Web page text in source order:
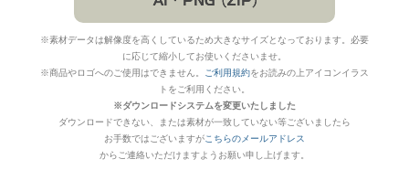
※素材データは解像度を高くしているため大きなサイズとなっております。必要
に応じて縮小してお使いくださいませ。
※商品やロゴへのご使用はできません。
ご利用規約をお読みの上アイコンイラス
トをご利用ください。
※ダウンロードシステムを変更いたしました
ダウンロードできない、または素材が一致していない等ございましたら
お手数ではございますがこちらのメールアドレス
からご連絡いただけますようお願い申し上げます。